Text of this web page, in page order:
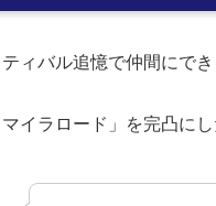
ィバル追憶で仲間にで
イラロード」を完凸に